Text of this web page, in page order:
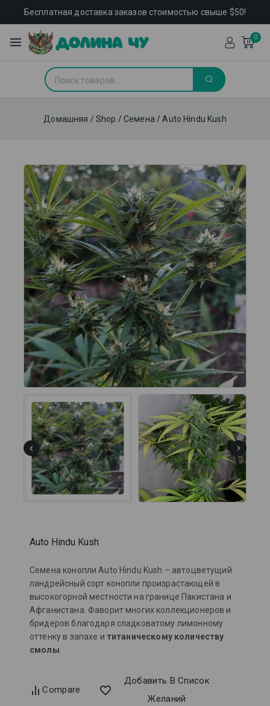
Бесплатная доставка заказов стоимостью свыше $50!
0
Домашняя / Shop / Семена / Auto Hindu Kush
Auto Hindu Kush
Семена конопли Auto Hindu Kush – автоцветущий
ландрейсный сорт конопли произрастающей в
высокогорной местности на границе Пакистана и
Афганистана. Фаворит многих коллекционеров и
бридеров благодаря сладковатому лимонному
оттенку в запахе и титаническому количеству
смолы
Compare
Добавить В Список
Желаний